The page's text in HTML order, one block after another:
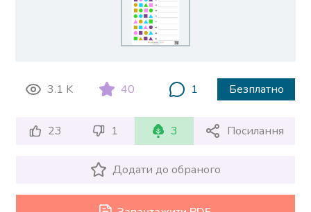
3.1 K 40 1 Безплатно
23 1 3 Посилання
Додати до обраного